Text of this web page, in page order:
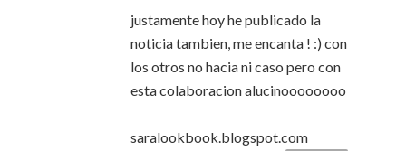
justamente hoy he publicado la
noticia tambien, me encanta ! :) con
los otros no hacia ni caso pero con
esta colaboracion alucinoooooooo
saralookbook.blogspot.com